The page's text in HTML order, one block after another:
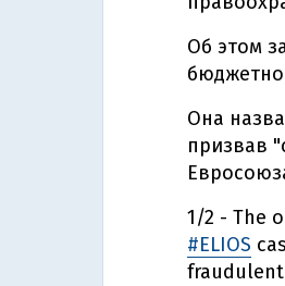
Об этом
Она
призвав
1/2 - The
#ELIOS